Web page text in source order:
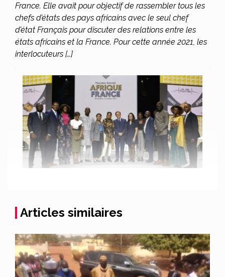
France. Elle avait pour objectif de rassembler tous les
chefs d’états des pays africains avec le seul chef
d’état Français pour discuter des relations entre les
états africains et la France. Pour cette année 2021, les
interlocuteurs […]
Articles similaires